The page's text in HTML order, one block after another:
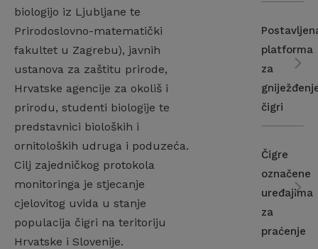
biologijo iz Ljubljane te
Prirodoslovno-matematički
fakultet u Zagrebu), javnih
ustanova za zaštitu prirode,
Hrvatske agencije za okoliš i
prirodu, studenti biologije te
predstavnici bioloških i
ornitoloških udruga i poduzeća.
Cilj zajedničkog protokola
monitoringa je stjecanje
cjelovitog uvida u stanje
populacija čigri na teritoriju
Hrvatske i Slovenije.
platforma
za
čigri
Čigre
označene
uređajima
za
praćenje